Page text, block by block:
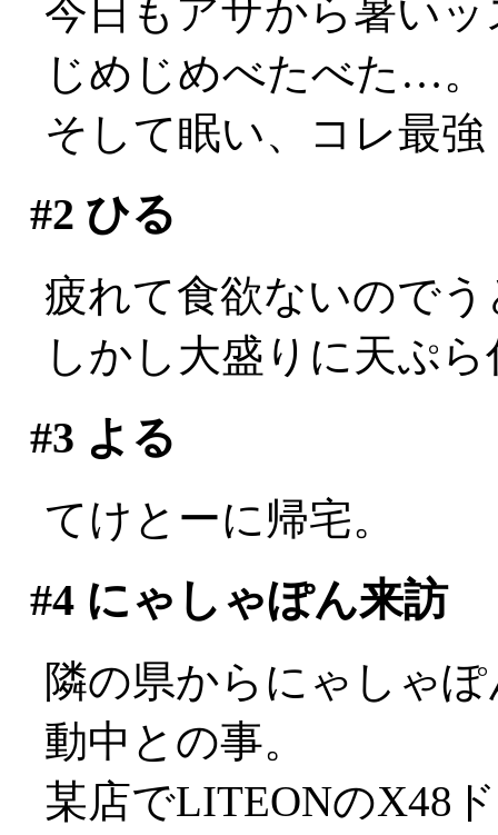
今日もアサから暑いッ
じめじめべたべた…。
そして眠い、コレ最強
#2 ひる
疲れて食欲ないので
しかし大盛りに天ぷ
#3 よる
てけとーに帰宅。
#4にゃしゃぽん来訪
隣の県からにゃしゃ
動中との事。
某店でLITEONのX48